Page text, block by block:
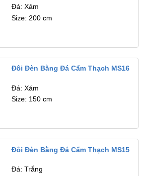
Đá: Xám
Size: 200 cm
Đôi Đèn Bằng Đá Cẩm Thạch MS16
Đá: Xám
Size: 150 cm
Đôi Đèn Bằng Đá Cẩm Thạch MS15
Đá: Trắng